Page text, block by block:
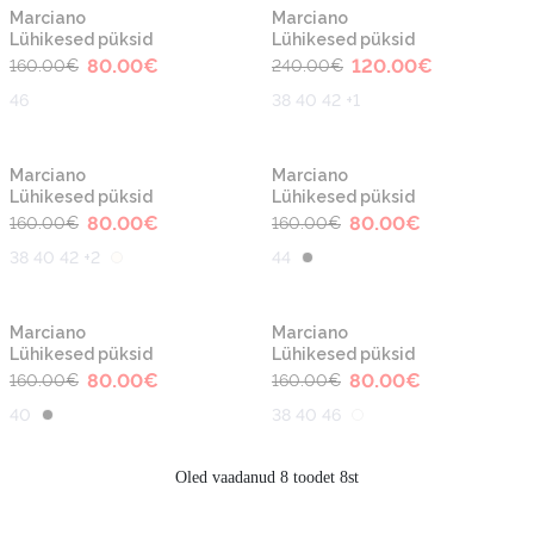
-50%
Marciano
Lühikesed püksid
160.00€ 80.00€
46
-50%
Marciano
Lühikesed püksid
240.00€ 120.00€
38 40 42 +1
-50%
Marciano
Lühikesed püksid
160.00€ 80.00€
38 40 42 +2
-50%
Marciano
Lühikesed püksid
160.00€ 80.00€
44
-50%
Marciano
Lühikesed püksid
160.00€ 80.00€
40
-50%
Marciano
Lühikesed püksid
160.00€ 80.00€
38 40 46
Oled vaadanud 8 toodet 8st